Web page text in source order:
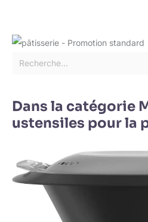
Dans la catégorie
ustensiles pour la